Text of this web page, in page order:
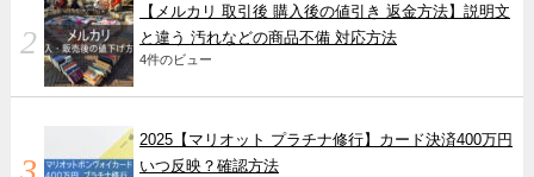
【メルカリ 取引後 購入後の値引き 返金方法】説明文
と違う 汚れなどの商品不備 対応方法
4件のビュー
2025【マリオット プラチナ修行】カード決済400万円
いつ反映？確認方法